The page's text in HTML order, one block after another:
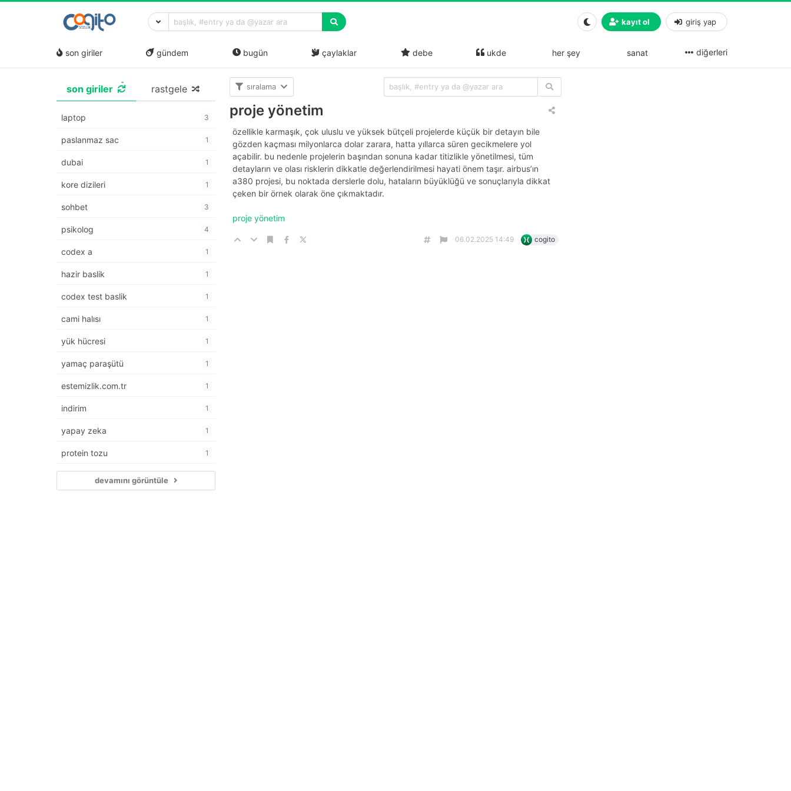
kayıt ol giriş yap
son giriler gündem bugün çaylaklar debe ukde her şey sanat diğerleri
son giriler rastgele
laptop 3
paslanmaz sac 1
dubai 1
kore dizileri 1
sohbet 3
psikolog 4
codex a 1
hazir baslik 1
codex test baslik 1
cami halısı 1
yük hücresi 1
yamaç paraşütü 1
estemizlik.com.tr 1
indirim 1
yapay zeka 1
protein tozu 1
devamını görüntüle
sıralama
proje yönetim
özellikle karmaşık, çok uluslu ve yüksek bütçeli projelerde küçük bir detayın bile
gözden kaçması milyonlarca dolar zarara, hatta yıllarca süren gecikmelere yol
açabilir. bu nedenle projelerin başından sonuna kadar titizlikle yönetilmesi, tüm
detayların ve olası risklerin dikkatle değerlendirilmesi hayati önem taşır. airbus’ın
a380 projesi, bu noktada derslerle dolu, hataların büyüklüğü ve sonuçlarıyla dikkat
çeken bir örnek olarak öne çıkmaktadır.
proje yönetim
06.02.2025 14:49 cogito